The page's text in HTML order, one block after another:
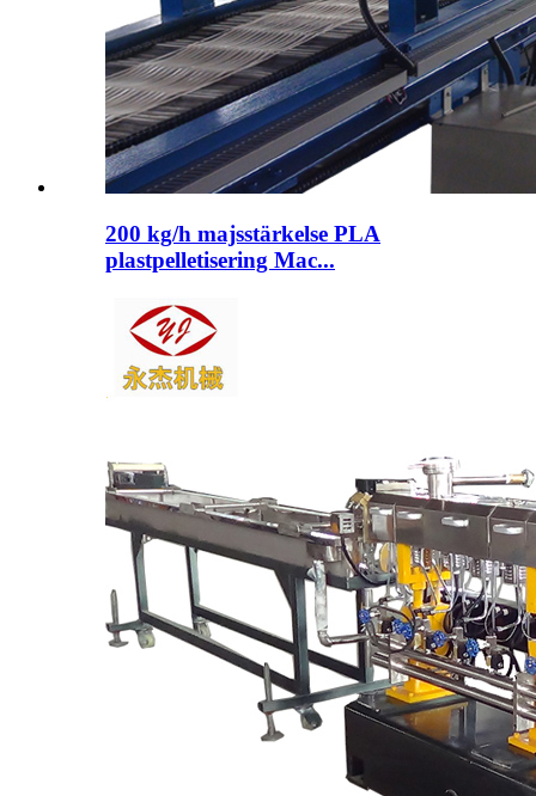
200 kg/h majsstärkelse PLA
plastpelletisering Mac...